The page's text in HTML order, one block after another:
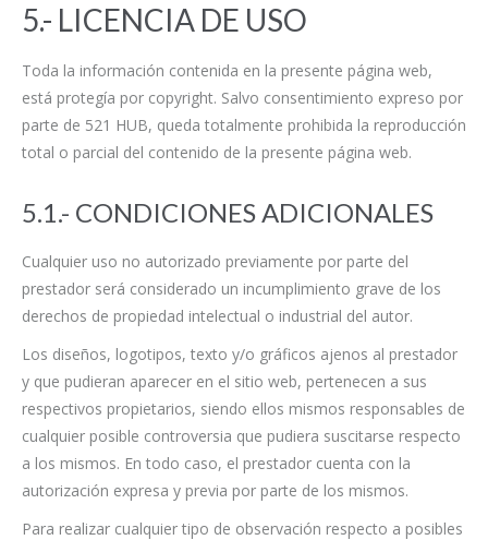
5.- LICENCIA DE USO
Toda la información contenida en la presente página web,
está protegía por copyright. Salvo consentimiento expreso por
parte de 521 HUB, queda totalmente prohibida la reproducción
total o parcial del contenido de la presente página web.
5.1.- CONDICIONES ADICIONALES
Cualquier uso no autorizado previamente por parte del
prestador será considerado un incumplimiento grave de los
derechos de propiedad intelectual o industrial del autor.
Los diseños, logotipos, texto y/o gráficos ajenos al prestador
y que pudieran aparecer en el sitio web, pertenecen a sus
respectivos propietarios, siendo ellos mismos responsables de
cualquier posible controversia que pudiera suscitarse respecto
a los mismos. En todo caso, el prestador cuenta con la
autorización expresa y previa por parte de los mismos.
Para realizar cualquier tipo de observación respecto a posibles